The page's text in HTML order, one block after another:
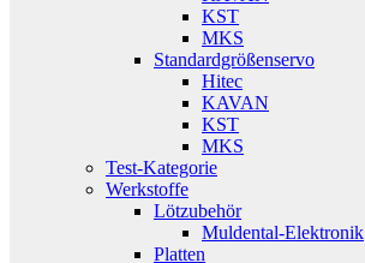
KST
MKS
Standardgrößenservo
Hitec
KAVAN
KST
MKS
Test-Kategorie
Werkstoffe
Lötzubehör
Muldental-Elektronik
Platten